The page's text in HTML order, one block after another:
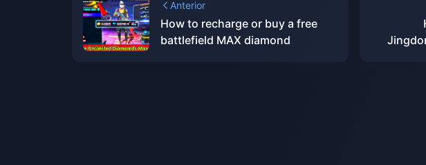
Anterior
How to recharge or buy a free
battlefield MAX diamond